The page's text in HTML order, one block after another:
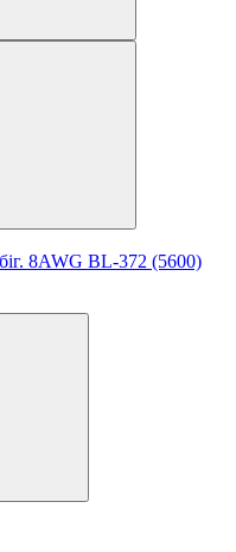
8AWG BL-372 (5600)